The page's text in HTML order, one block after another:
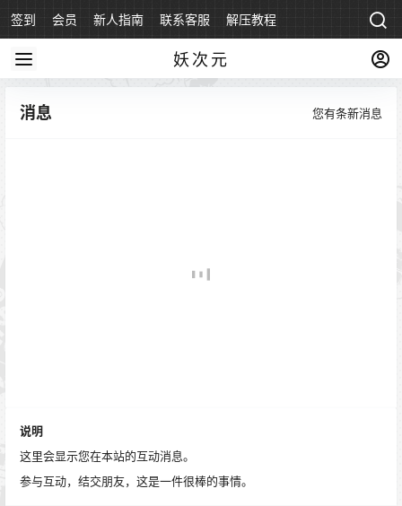
签到 会员 新人指南 联系客服 解压教程
妖次元
消息 您有条新消息
说明
这里会显示您在本站的互动消息。
参与互动，结交朋友，这是一件很棒的事情。